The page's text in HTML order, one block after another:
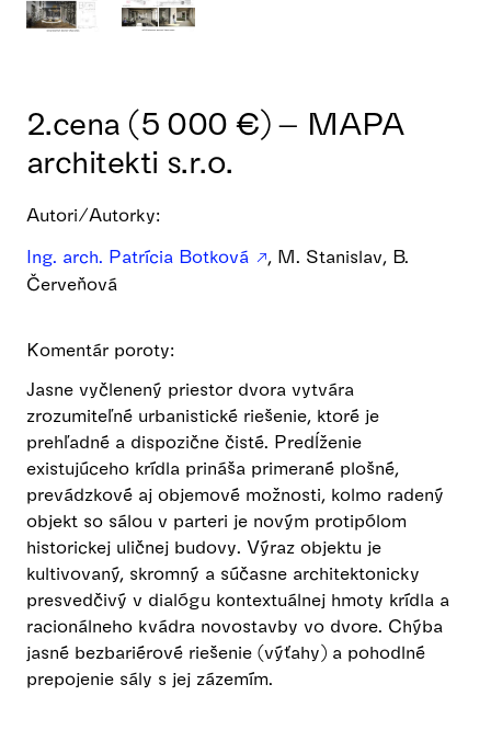
2.cena (5 000 €) – MAPA
architekti s.r.o.
Autori/Autorky:
Ing. arch. Patrícia Botková
, M. Stanislav, B.
Červeňová
Komentár poroty:
Jasne vyčlenený priestor dvora vytvára
zrozumiteľné urbanistické riešenie, ktoré je
prehľadné a dispozične čisté. Predĺženie
existujúceho krídla prináša primerané plošné,
prevádzkové aj objemové možnosti, kolmo radený
objekt so sálou v parteri je novým protipólom
historickej uličnej budovy. Výraz objektu je
kultivovaný, skromný a súčasne architektonicky
presvedčivý v dialógu kontextuálnej hmoty krídla a
racionálneho kvádra novostavby vo dvore. Chýba
jasné bezbariérové riešenie (výťahy) a pohodlné
prepojenie sály s jej zázemím.